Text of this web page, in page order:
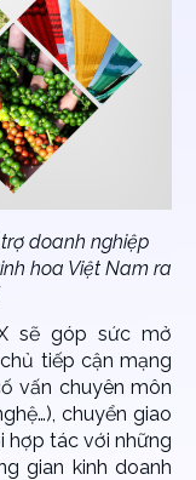
doanh nghiệp
hoa Việt Nam ra
sẽ góp sức mở
tiếp cận mạng
vấn chuyên môn
chuyển giao
hợp tác với những
gian kinh doanh